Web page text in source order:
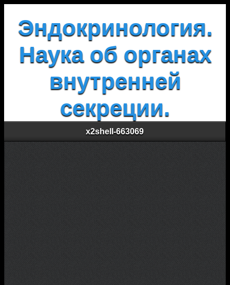
Эндокринология.
Наука об органах
внутренней
секреции.
x2shell-663069